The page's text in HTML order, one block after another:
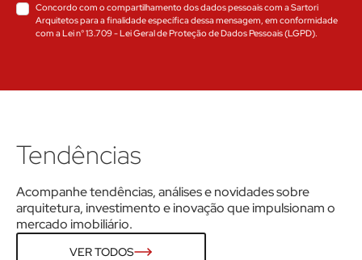
Concordo com o compartilhamento dos dados pessoais com a Sartori
Arquitetos para a finalidade específica dessa mensagem, em conformidade
com a Lei n° 13.709 - Lei Geral de Proteção de Dados Pessoais (LGPD).
Tendências
Acompanhe tendências, análises e novidades sobre
arquitetura, investimento e inovação que impulsionam o
mercado imobiliário.
VER TODOS